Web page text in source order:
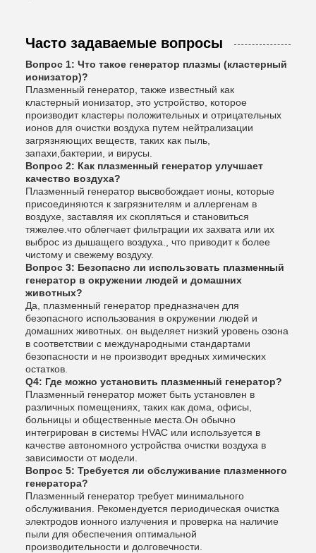
Часто задаваемые вопросы
Вопрос 1: Что такое генератор плазмы (кластерный
ионизатор)?
Плазменный генератор, также известный как
кластерный ионизатор, это устройство, которое
производит кластеры положительных и отрицательных
ионов для очистки воздуха путем нейтрализации
загрязняющих веществ, таких как пыль,
запахи,бактерии, и вирусы.
Вопрос 2: Как плазменный генератор улучшает
качество воздуха?
Плазменный генератор высвобождает ионы, которые
присоединяются к загрязнителям и аллергенам в
воздухе, заставляя их скопляться и становиться
тяжелее.что облегчает фильтрации их захвата или их
выброс из дышащего воздуха., что приводит к более
чистому и свежему воздуху.
Вопрос 3: Безопасно ли использовать плазменный
генератор в окружении людей и домашних
животных?
Да, плазменный генератор предназначен для
безопасного использования в окружении людей и
домашних животных. он выделяет низкий уровень озона
в соответствии с международными стандартами
безопасности и не производит вредных химических
остатков.
Q4: Где можно установить плазменный генератор?
Плазменный генератор может быть установлен в
различных помещениях, таких как дома, офисы,
больницы и общественные места.Он обычно
интегрирован в системы HVAC или используется в
качестве автономного устройства очистки воздуха в
зависимости от модели.
Вопрос 5: Требуется ли обслуживание плазменного
генератора?
Плазменный генератор требует минимального
обслуживания. Рекомендуется периодическая очистка
электродов ионного излучения и проверка на наличие
пыли для обеспечения оптимальной
производительности и долговечности.